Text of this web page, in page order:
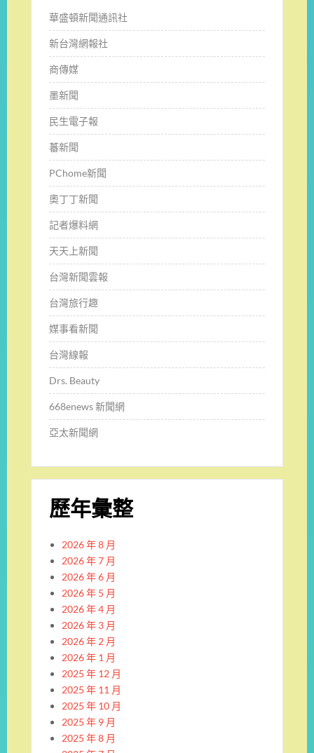
華盛頓新聞通訊社
新台灣網報社
商傳媒
墨新聞
民生電子報
蕃新聞
PChome新聞
奧丁丁新聞
記者爆料網
天天上新聞
台灣新聞雲報
台灣旅行趣
媒事看新聞
台灣線報
Drs. Beauty
668enews 新聞網
亞太新聞網
歷年彙整
2026 年 8 月
2026 年 7 月
2026 年 6 月
2026 年 5 月
2026 年 4 月
2026 年 3 月
2026 年 2 月
2026 年 1 月
2025 年 12 月
2025 年 11 月
2025 年 10 月
2025 年 9 月
2025 年 8 月